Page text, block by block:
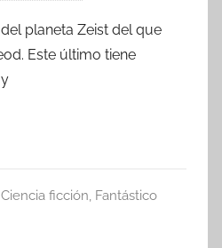
r
planeta Zeist del que
Este último tiene
Ciencia ficción, Fantástico